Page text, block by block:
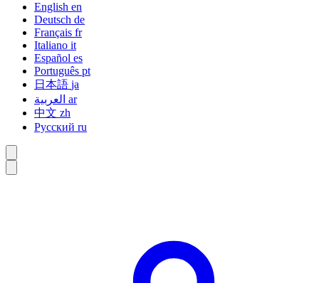
English en
Deutsch de
Français fr
Italiano it
Español es
Português pt
日本語 ja
ar
中文 zh
Русский ru